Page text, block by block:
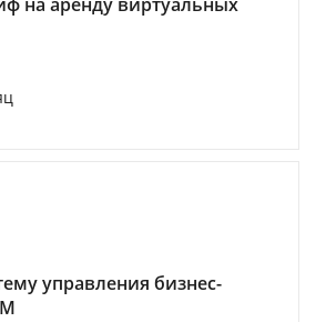
на аренду виртуальных
управления бизнес-